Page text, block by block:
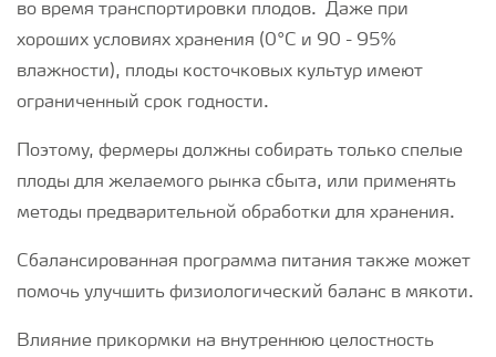
во время транспортировки плодов. Даже при
хороших условиях хранения (0°C и 90 - 95%
влажности), плоды косточковых культур имеют
ограниченный срок годности.
Поэтому, фермеры должны собирать только спелые
плоды для желаемого рынка сбыта, или применять
методы предварительной обработки для хранения.
Сбалансированная программа питания также может
помочь улучшить физиологический баланс в мякоти.
Влияние прикормки на внутреннюю целостность